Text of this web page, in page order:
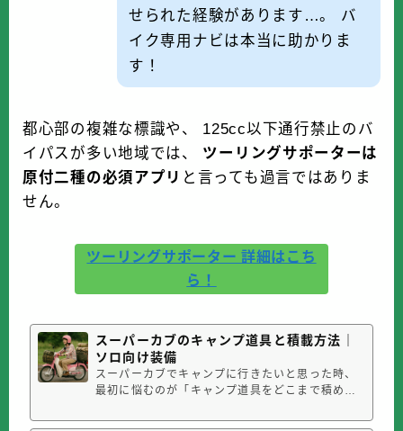
せられた経験があります…。 バ
イク専用ナビは本当に助かりま
す！
都心部の複雑な標識や、 125cc以下通行禁止のバ
イパスが多い地域では、 ツーリングサポーターは
原付二種の必須アプリ と言っても過言ではありま
せん。
ツーリングサポーター 詳細はこち
ら！
スーパーカブのキャンプ道具と積載方法｜
ソロ向け装備
スーパーカブでキャンプに行きたいと思った時、
最初に悩むのが「キャンプ道具をどこまで積める
チェア、ランタン、調理道具などを全部持ってい